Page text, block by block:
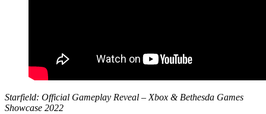
Starfield: Official Gameplay Reveal – Xbox & Bethesda Games
Showcase 2022